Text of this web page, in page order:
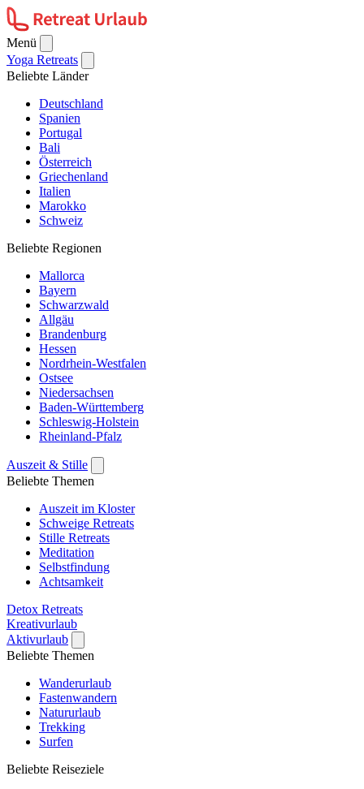
Menü
Yoga Retreats
Beliebte Länder
Deutschland
Spanien
Portugal
Bali
Österreich
Griechenland
Italien
Marokko
Schweiz
Beliebte Regionen
Mallorca
Bayern
Schwarzwald
Allgäu
Brandenburg
Hessen
Nordrhein-Westfalen
Ostsee
Niedersachsen
Baden-Württemberg
Schleswig-Holstein
Rheinland-Pfalz
Auszeit & Stille
Beliebte Themen
Auszeit im Kloster
Schweige Retreats
Stille Retreats
Meditation
Selbstfindung
Achtsamkeit
Detox Retreats
Kreativurlaub
Aktivurlaub
Beliebte Themen
Wanderurlaub
Fastenwandern
Natururlaub
Trekking
Surfen
Beliebte Reiseziele